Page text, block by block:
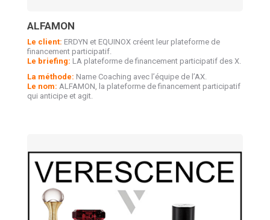
ALFAMON
Le client: ERDYN et EQUINOX créent leur plateforme de
financement participatif.
Le briefing: LA plateforme de financement participatif des X.
La méthode: Name Coaching avec l’équipe de l’AX.
Le nom: ALFAMON, la plateforme de financement participatif
qui anticipe et agit.